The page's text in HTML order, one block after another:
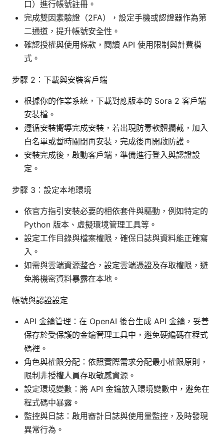
口）進行帳號註冊。
完成雙因素驗證（2FA），設定手機或認證器作為第
二通道，提升帳號安全性。
確認授權與使用條款，閱讀 API 使用限制與計費模
式。
步驟 2：下載與安裝客戶端
根據你的作業系統，下載對應版本的 Sora 2 客戶端
安裝檔。
遵循安裝嚮導完成安裝，若出現防毒軟體攔截，加入
白名單或暫時關閉再安裝，完成後再開啟防護。
安裝完成後，啟動客戶端，準備進行登入與認證設
定。
步驟 3：設定本地環境
依官方指引安裝必要的相依套件與驅動，例如特定的
Python 版本、虛擬環境管理工具等。
設定工作目錄與檔案權限，確保日誌與資料能正確寫
入。
如需與雲端資源整合，設定雲端憑證及存取權限，避
免將機密資料暴露在本地。
帳號與認證設定
API 金鑰管理：在 OpenAI 後台生成 API 金鑰，妥善
保存於受保護的金鑰管理工具中，避免硬編碼在程式
碼裡。
角色與權限分配：依照實際需求分配最小權限原則，
限制非授權人員存取敏感資源。
設定環境變數：將 API 金鑰放入環境變數中，避免在
程式碼中暴露。
監控與日誌：啟用審計日誌與使用量監控，及時發現
異常行為。